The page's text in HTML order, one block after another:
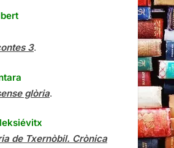
3.
glòria.
de Txernòbil. Crònica